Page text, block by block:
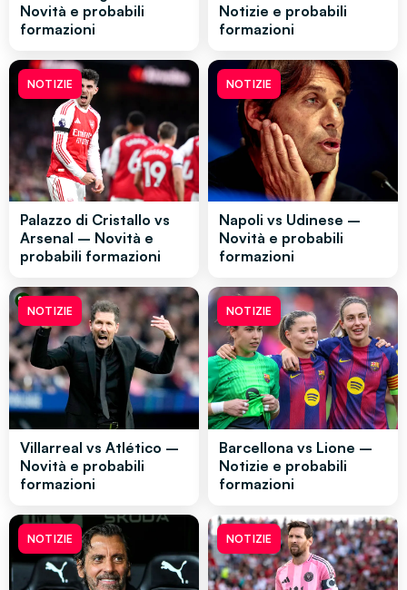
Novità e probabili
formazioni
Notizie e probabili
formazioni
NOTIZIE
Palazzo di Cristallo vs
Arsenal – Novità e
probabili formazioni
NOTIZIE
Napoli vs Udinese –
Novità e probabili
formazioni
NOTIZIE
Villarreal vs Atlético –
Novità e probabili
formazioni
NOTIZIE
Barcellona vs Lione –
Notizie e probabili
formazioni
NOTIZIE NOTIZIE